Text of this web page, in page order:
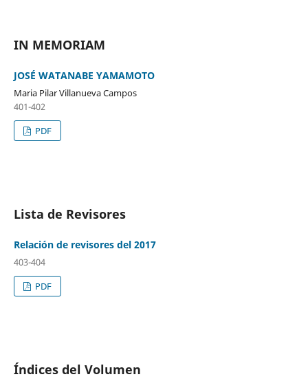
IN MEMORIAM
JOSÉ WATANABE YAMAMOTO
Maria Pilar Villanueva Campos
401-402
PDF
Lista de Revisores
Relación de revisores del 2017
403-404
PDF
Índices del Volumen